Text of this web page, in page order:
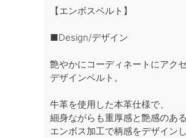
【エンボスベルト】
■Design/デザイン
艶やかにコーディネートにアク
デザインベルト。
牛革を使用した本革仕様で、
細身ながらも重厚感と艶感のあ
エンボス加工で柄感をデザインし